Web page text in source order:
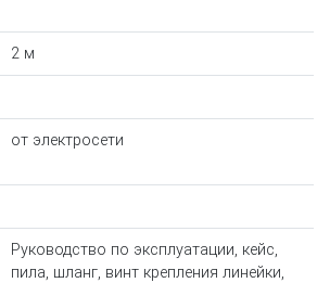
2 м
от электросети
Руководство по эксплуатации, кейс,
пила, шланг, винт крепления линейки,